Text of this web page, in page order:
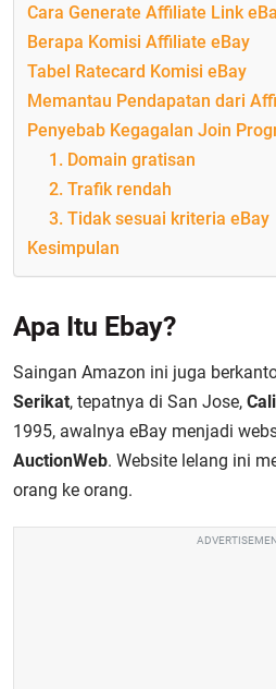
Cara Generate Affiliate Link
Berapa Komisi Affiliate eBay
Tabel Ratecard Komisi eBay
Memantau Pendapatan dari
Penyebab Kegagalan Join
1. Domain gratisan
2. Trafik rendah
3. Tidak sesuai kriteria eBay
Kesimpulan
Apa Itu Ebay?
Saingan Amazon ini juga
Serikat, tepatnya di San Jose,
1995, awalnya eBay menjadi
AuctionWeb. Website lelang ini
orang ke orang.